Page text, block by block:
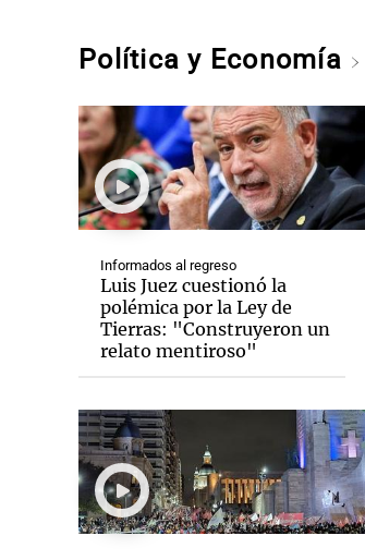
Política y Economía
Informados al regreso
Luis Juez cuestionó la
polémica por la Ley de
Tierras: "Construyeron un
relato mentiroso"